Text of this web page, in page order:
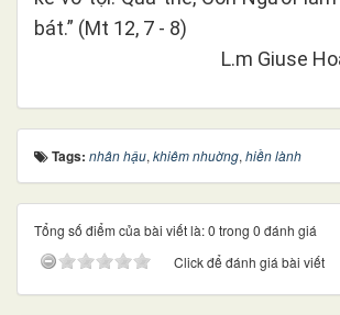
bát.” (Mt 12, 7 - 8)
L.m Giuse
Tags: nhân hậu, khiêm nhuờng, hiền lành
Tổng số điểm của bài viết là: 0 trong 0 đánh giá
Click để đánh giá bài viết